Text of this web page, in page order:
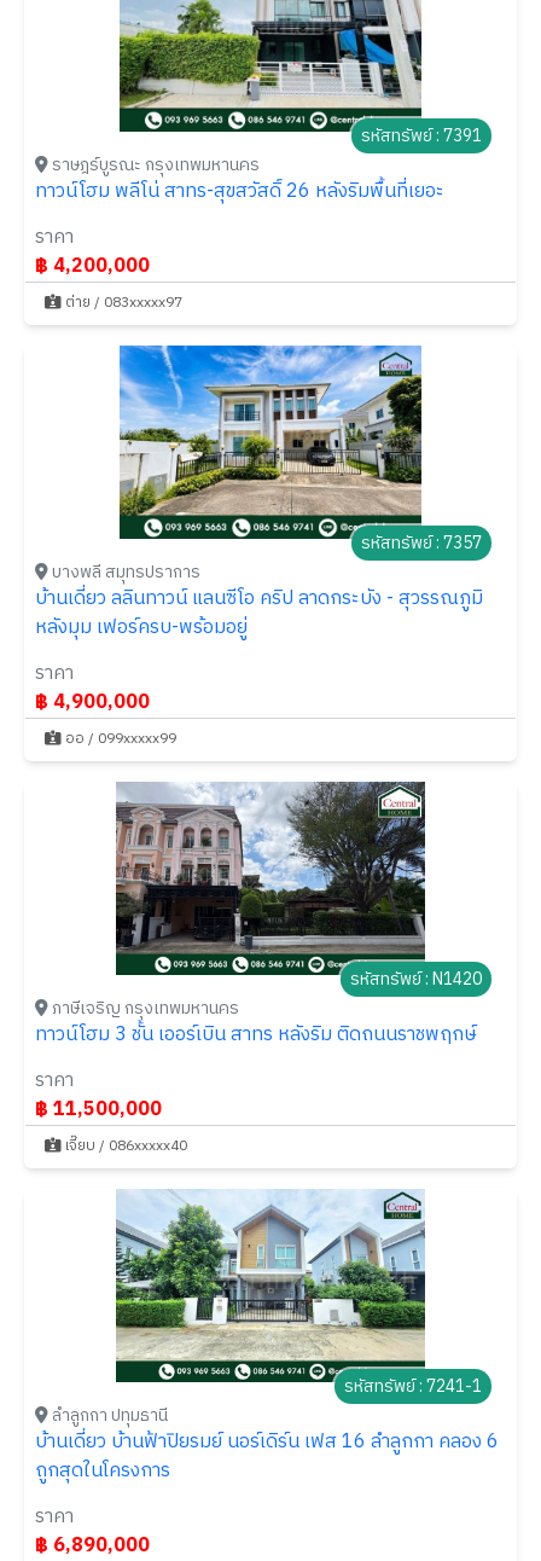
รหัสทรัพย์ : 7391
ราษฎร์บูรณะ กรุงเทพมหานคร
ทาวน์โฮม พลีโน่ สาทร-สุขสวัสดิ์ 26 หลังริมพื้นที่เยอะ
ราคา
฿ 4,200,000
ต่าย / 083xxxxx97
รหัสทรัพย์ : 7357
บางพลี สมุทรปราการ
บ้านเดี่ยว ลลินทาวน์ แลนซีโอ คริป ลาดกระบัง - สุวรรณภูมิ
หลังมุม เฟอร์ครบ-พร้อมอยู่
ราคา
฿ 4,900,000
ออ / 099xxxxx99
รหัสทรัพย์ : N1420
ภาษีเจริญ กรุงเทพมหานคร
ทาวน์โฮม 3 ชั้น เออร์เบิน สาทร หลังริม ติดถนนราชพฤกษ์
ราคา
฿ 11,500,000
เจี๊ยบ / 086xxxxx40
รหัสทรัพย์ : 7241-1
ลำลูกกา ปทุมธานี
บ้านเดี่ยว บ้านฟ้าปิยรมย์ นอร์เดิร์น เฟส 16 ลำลูกกา คลอง 6
ถูกสุดในโครงการ
ราคา
฿ 6,890,000